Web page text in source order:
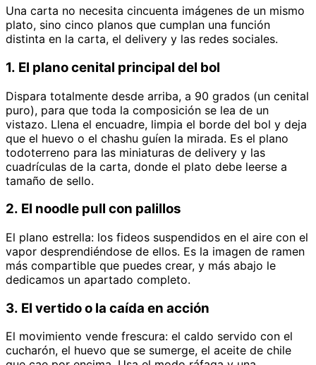
Una carta no necesita cincuenta imágenes de un mismo
plato, sino cinco planos que cumplan una función
distinta en la carta, el delivery y las redes sociales.
1. El plano cenital principal del bol
Dispara totalmente desde arriba, a 90 grados (un cenital
puro), para que toda la composición se lea de un
vistazo. Llena el encuadre, limpia el borde del bol y deja
que el huevo o el chashu guíen la mirada. Es el plano
todoterreno para las miniaturas de delivery y las
cuadrículas de la carta, donde el plato debe leerse a
tamaño de sello.
2. El noodle pull con palillos
El plano estrella: los fideos suspendidos en el aire con el
vapor desprendiéndose de ellos. Es la imagen de ramen
más compartible que puedes crear, y más abajo le
dedicamos un apartado completo.
3. El vertido o la caída en acción
El movimiento vende frescura: el caldo servido con el
cucharón, el huevo que se sumerge, el aceite de chile